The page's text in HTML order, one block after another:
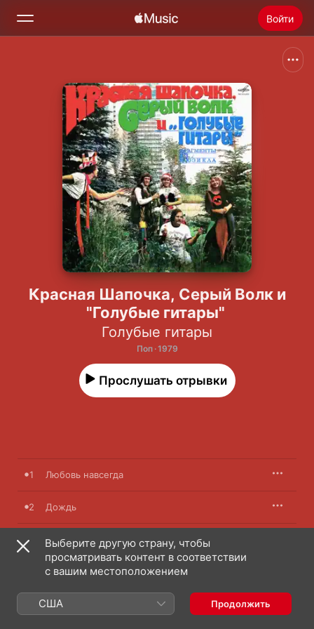
Войти
Главная
Радио
Установить Apple Music
Красная Шапочка, Серый Волк и
"Голубые гитары"
Голубые гитары
Поп · 1979
Прослушать отрывки
1 Любовь навсегда
2 Дождь
3 Я люблю
Песенка Волка
Для тебя, человек
Выберите другую страну, чтобы
просматривать контент в соответствии
с вашим местоположением
США Продолжить